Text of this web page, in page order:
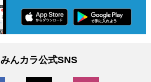
みんカラ公式SNS